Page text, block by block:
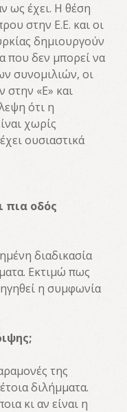
ως έχει. Η θέση
στην Ε.Ε. και οι
δημιουργούν
που δεν μπορεί να
συνομιλιών, οι
στην «Ε» και
ότι η
χωρίς
ουσιαστικά
πια οδός
διαδικασία
Εκτιμώ πως
η συμφωνία
της
διλήμματα.
κι αν είναι η